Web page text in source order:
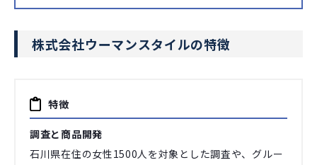
株式会社ウーマンスタイルの特徴
特徴
調査と商品開発
石川県在住の女性1500人を対象とした調査や、グルー